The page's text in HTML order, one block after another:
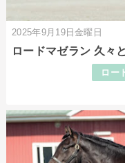
2025年9月19日金曜日
ロードマゼラン 久々
ロー